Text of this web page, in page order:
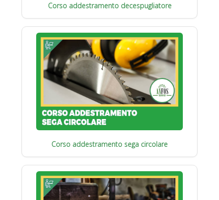
Corso addestramento decespugliatore
Corso addestramento sega circolare